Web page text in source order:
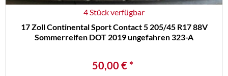
4 Stück verfügbar
17 Zoll Continental Sport Contact 5 205/45 R17 88V
Sommerreifen DOT 2019 ungefahren 323-A
50,00 € *